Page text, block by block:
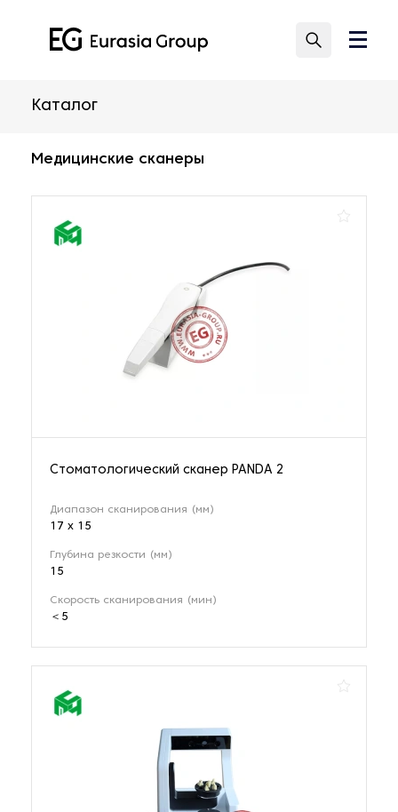
Каталог
Медицинские сканеры
Стоматологический сканер PANDA 2
Диапазон сканирования (мм)
17 х 15
Глубина резкости (мм)
15
Скорость сканирования (мин)
＜5